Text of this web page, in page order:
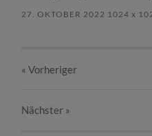
27. OKTOBER 2022 1024x
« Vorheriger
Nächster »